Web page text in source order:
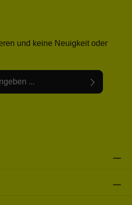
und keine Neuigkeit oder